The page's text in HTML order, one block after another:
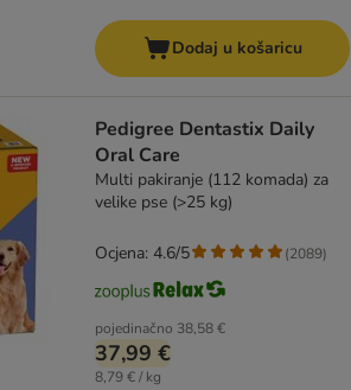
Dodaj u košaricu
Pedigree Dentastix Daily
Oral Care
Multi pakiranje (112 komada) za
velike pse (>25 kg)
pojedinačno 38,58 €
37,99 €
8,79 € / kg
Ocjena: 4.6/5 (2089)